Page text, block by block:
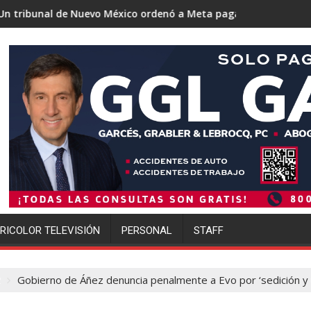
México ordenó a Meta pagar 942 millones de dólares
Trump se acerca a
TELEVISIÓN PERSONAL STAFF
Gobierno de Áñez denuncia penalmente a Evo por ‘sedición